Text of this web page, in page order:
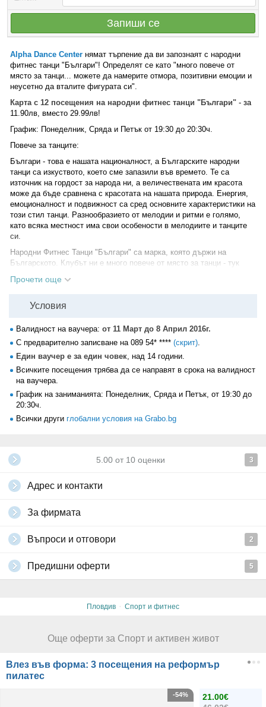
Запиши се
Alpha Dance Center нямат търпение да ви запознаят с народни
фитнес танци "Българи"! Определят се като "много повече от
място за танци... можете да намерите отмора, позитивни емоции и
неусетно да вталите фигурата си".
Карта с 12 посещения на народни фитнес танци "Българи" - за
11.90лв, вместо 29.99лв!
График: Понеделник, Сряда и Петък от 19:30 до 20:30ч.
Повече за танците:
Българи - това е нашата националност, а Българските народни
танци са изкуството, което сме запазили във времето. Те са
източник на гордост за народа ни, а величествената им красота
може да бъде сравнена с красотата на нашата природа. Енергия,
емоционалност и подвижност са сред основните характеристики на
този стил танци. Разнообразието от мелодии и ритми е голямо,
като всяка местност има свои особености в мелодиите и танците
си.
Народни Фитнес Танци "Българи" са марка, която държи на
Българското. Клубът ни е много повече от място за танци - тук
вталите фигурата си, докато се забавлявате. Тук Вие:
• Ще научите разновидности на българските ръченици и хора.
• Ще се срещнете и запознаете с нови "народни" хора с различни
• Ще стегнете мускулатурата си неусетно, докато се забавлявате.
• Ще забравите за сивото си ежедневие под звуците и ритмите на
Българската народна музика и танци.
• Ще се подготвите за всяко официално събитие, на което ще Ви
поканят на хорото.
Прочети още
Условия
Валидност на ваучера: от 11 Март до 8 Април 2016г.
С предварително записване на 089 54* **** (скрит).
Един ваучер е за един човек, над 14 години.
Всичките посещения трябва да се направят в срока на валидност
на ваучера.
График на заниманията: Понеделник, Сряда и Петък, от 19:30 до
20:30ч.
Всички други глобални условия на Grabo.bg
5.00 от 10 оценки 3
Адрес и контакти
За фирмата
Въпроси и отговори 2
Предишни оферти 5
Пловдив · Спорт и фитнес
Още оферти за Спорт и активен живот
Влез във форма: 3 посещения на реформър
пилатес
21.00€
-54%